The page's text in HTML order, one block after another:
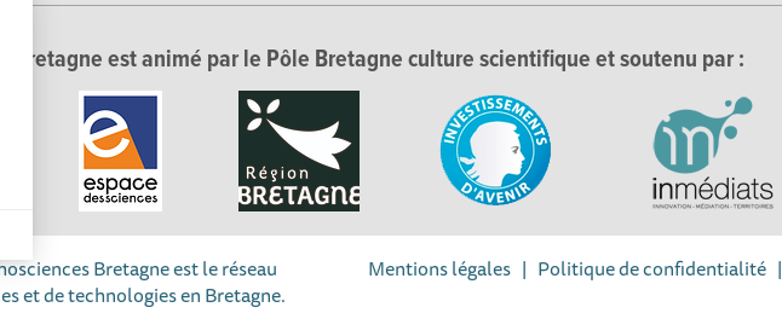
Options
Bretagne est animé par le Pôle Bretagne culture scientifique et soutenu par :
Bretagne est le réseau
et de technologies en Bretagne.
Mentions légales| Politique de confidentialité|